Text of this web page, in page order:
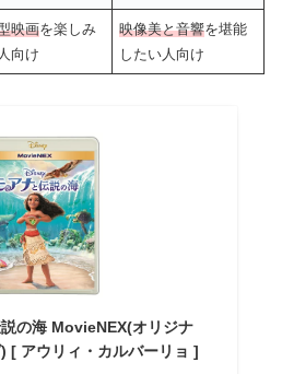
映画を楽しみ
向け
映像美と音響を堪能
したい人向け
説の海 MovieNEX(オリジナ
[ アウリィ・カルバーリョ ]